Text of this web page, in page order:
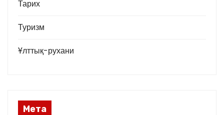
Тарих
Туризм
Ұлттық-рухани
Мета